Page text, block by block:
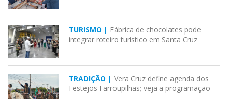
TURISMO | Fábrica de chocolates pode
integrar roteiro turístico em Santa Cruz
TRADIÇÃO | Vera Cruz define agenda dos
Festejos Farroupilhas; veja a programação